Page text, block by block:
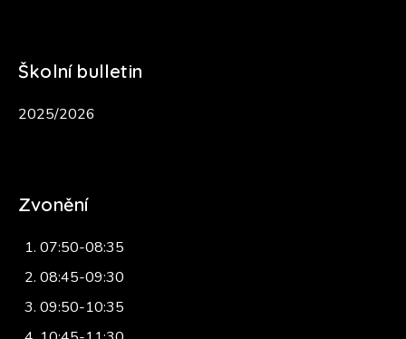
Školní bulletin
2025/2026
Zvonění
07:50-08:35
08:45-09:30
09:50-10:35